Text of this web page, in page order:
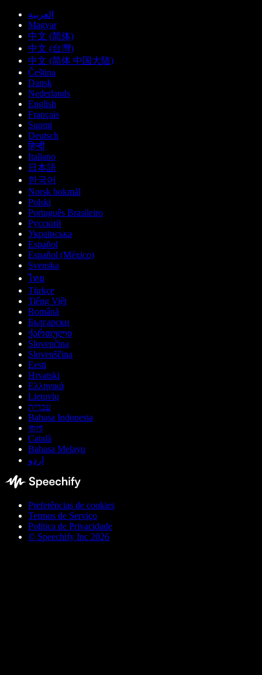
العربية
Magyar
中文 (简体)
中文 (台灣)
中文 (简体 中国大陆)
Čeština
Dansk
Nederlands
English
Français
Suomi
Deutsch
हिन्दी
Italiano
日本語
한국어
Norsk bokmål
Polski
Português Brasileiro
Русский
Українська
Español
Español (México)
Svenska
ไทย
Türkçe
Tiếng Việt
Română
Български
ქართული
Slovenčina
Slovenščina
Eesti
Hrvatski
Ελληνικά
Lietuvių
עברית
Bahasa Indonesia
বাংলা
Català
Bahasa Melayu
اردو
Preferências de cookies
Termos de Serviço
Política de Privacidade
© Speechify Inc 2026